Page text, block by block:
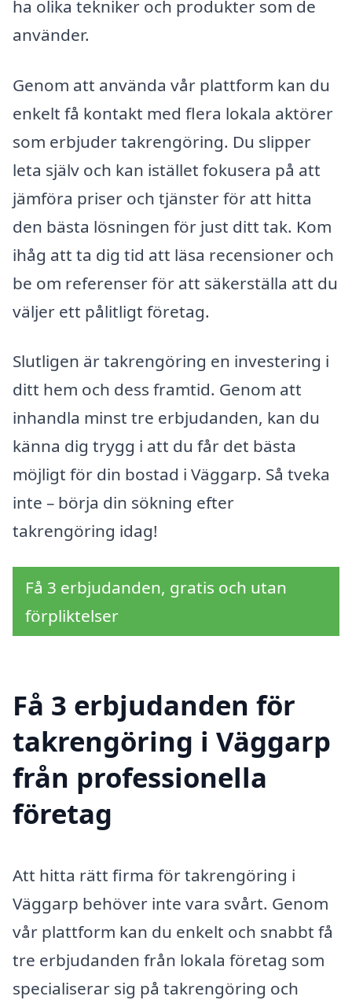
ha olika tekniker och produkter som de
använder.
Genom att använda vår plattform kan du
enkelt få kontakt med flera lokala aktörer
som erbjuder takrengöring. Du slipper
leta själv och kan istället fokusera på att
jämföra priser och tjänster för att hitta
den bästa lösningen för just ditt tak. Kom
ihåg att ta dig tid att läsa recensioner och
be om referenser för att säkerställa att du
väljer ett pålitligt företag.
Slutligen är takrengöring en investering i
ditt hem och dess framtid. Genom att
inhandla minst tre erbjudanden, kan du
känna dig trygg i att du får det bästa
möjligt för din bostad i Väggarp. Så tveka
inte – börja din sökning efter
takrengöring idag!
Få 3 erbjudanden, gratis och utan
förpliktelser
Få 3 erbjudanden för
takrengöring i Väggarp
från professionella
företag
Att hitta rätt firma för takrengöring i
Väggarp behöver inte vara svårt. Genom
vår plattform kan du enkelt och snabbt få
tre erbjudanden från lokala företag som
specialiserar sig på takrengöring och